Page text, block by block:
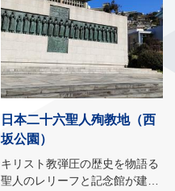
日本二十六聖人殉教地（西
坂公園）
キリスト教弾圧の歴史を物語る
聖人のレリーフと記念館が建つ